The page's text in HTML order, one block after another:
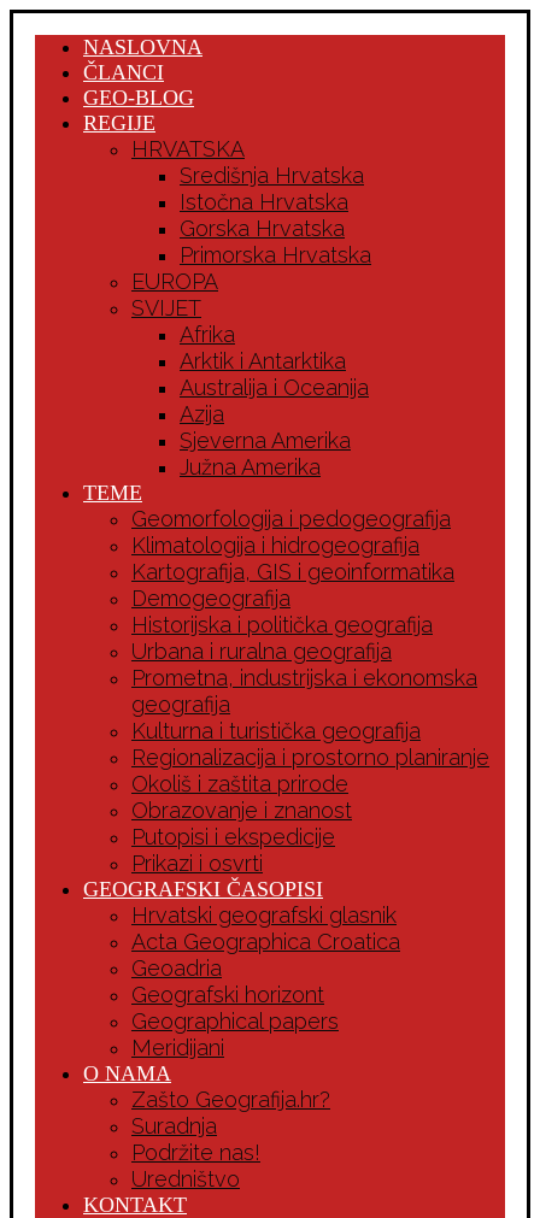
NASLOVNA
ČLANCI
GEO-BLOG
REGIJE
HRVATSKA
Središnja Hrvatska
Istočna Hrvatska
Gorska Hrvatska
Primorska Hrvatska
EUROPA
SVIJET
Afrika
Arktik i Antarktika
Australija i Oceanija
Azija
Sjeverna Amerika
Južna Amerika
TEME
Geomorfologija i pedogeografija
Klimatologija i hidrogeografija
Kartografija, GIS i geoinformatika
Demogeografija
Historijska i politička geografija
Urbana i ruralna geografija
Prometna, industrijska i ekonomska
geografija
Kulturna i turistička geografija
Regionalizacija i prostorno planiranje
Okoliš i zaštita prirode
Obrazovanje i znanost
Putopisi i ekspedicije
Prikazi i osvrti
GEOGRAFSKI ČASOPISI
Hrvatski geografski glasnik
Acta Geographica Croatica
Geoadria
Geografski horizont
Geographical papers
Meridijani
O NAMA
Zašto Geografija.hr?
Suradnja
Podržite nas!
Uredništvo
KONTAKT